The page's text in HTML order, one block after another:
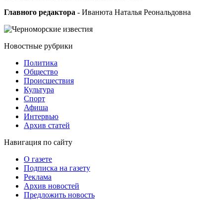
Главного редактора - Иванюта Наталья Реональдовна
Новостные рубрики
Политика
Общество
Проиcшествия
Культура
Спорт
Афиша
Интервью
Архив статей
Навигация по сайту
О газете
Подписка на газету
Реклама
Архив новостей
Предложить новость